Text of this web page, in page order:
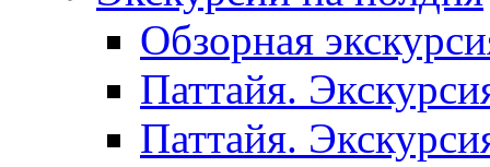
Обзорная
Паттайя.
Паттайя.